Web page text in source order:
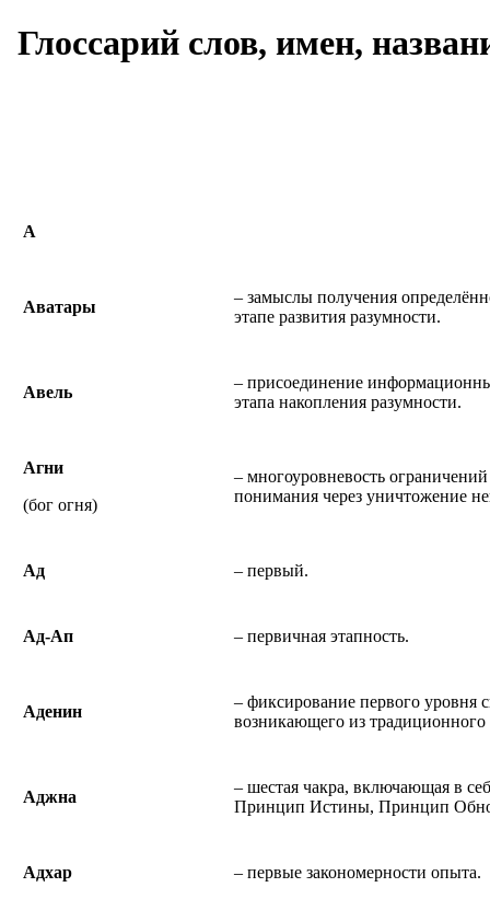
Глоссарий слов, имен,
А
Аватары
– замыслы получения
этапе развития разумности.
Авель
– присоединение
этапа накопления разумности.
Агни
(бог огня)
– многоуровневость
понимания через уничтожение
Ад – первый.
Ад-Ап – первичная этапность.
Аденин
– фиксирование первого уровня
возникающего из традиционного
Аджна
– шестая чакра, включающая в
Принцип Истины, Принцип
Адхар – первые закономерности опыта.